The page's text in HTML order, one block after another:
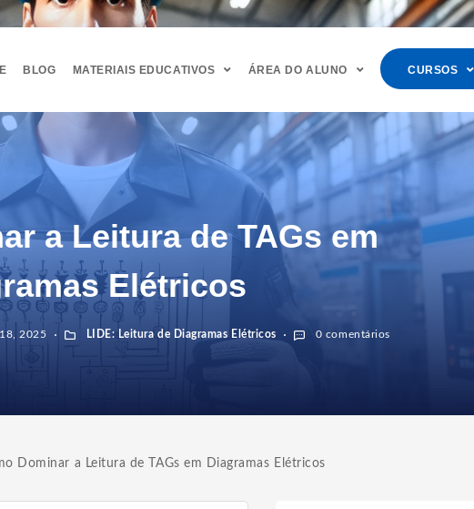
BLOG MATERIAIS EDUCATIVOS ÁREA DO ALUNO CURSOS
a Leitura de TAGs em
Elétricos
2025 LIDE: Leitura de Diagramas Elétricos 0 comentários
Dominar a Leitura de TAGs em Diagramas Elétricos